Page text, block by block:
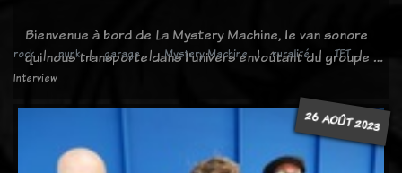
Bienvenue à bord de La Mystery Machine, le van sonore
qui nous transporte dans l'univers envoûtant du groupe …
rock punk garage Mystery Machine ruralité
TFT
Interview
26 AOÛT 2023